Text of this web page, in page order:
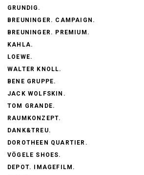
GRUNDIG.
BREUNINGER. CAMPAIGN.
BREUNINGER. PREMIUM.
KAHLA.
LOEWE.
WALTER KNOLL.
BENE GRUPPE.
JACK WOLFSKIN.
TOM GRANDE.
RAUMKONZEPT.
DANK&TREU.
DOROTHEEN QUARTIER.
VÖGELE SHOES.
DEPOT. IMAGEFILM.